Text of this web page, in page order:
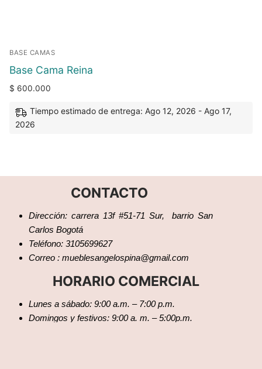
BASE CAMAS
Base Cama Reina
$ 600.000
Tiempo estimado de entrega: Ago 12, 2026 - Ago 17,
2026
CONTACTO
Dirección: carrera 13f #51-71 Sur, barrio San
Carlos Bogotá
Teléfono: 3105699627
Correo : mueblesangelospina@gmail.com
HORARIO COMERCIAL
Lunes a sábado: 9:00 a.m. – 7:00 p.m.
Domingos y festivos: 9:00 a. m. – 5:00p.m.